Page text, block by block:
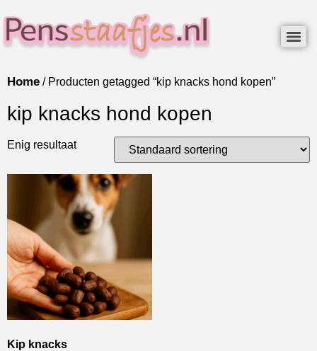
Home / Producten getagged “kip knacks hond kopen”
kip knacks hond kopen
Enig resultaat
Kip knacks